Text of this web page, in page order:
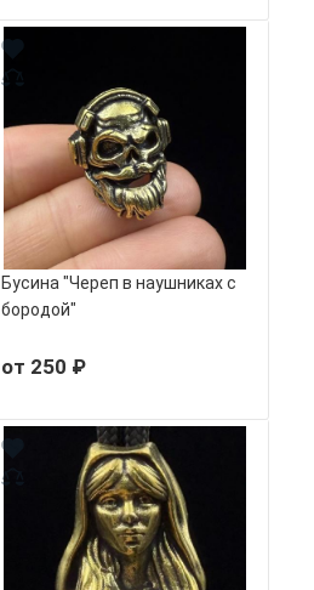
Бусина "Череп в наушниках с
бородой"
от 250 ₽